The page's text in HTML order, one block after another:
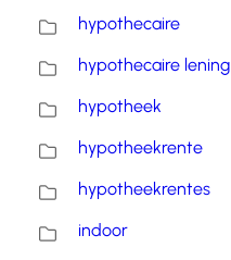
hypothecaire
hypothecaire lening
hypotheek
hypotheekrente
hypotheekrentes
indoor